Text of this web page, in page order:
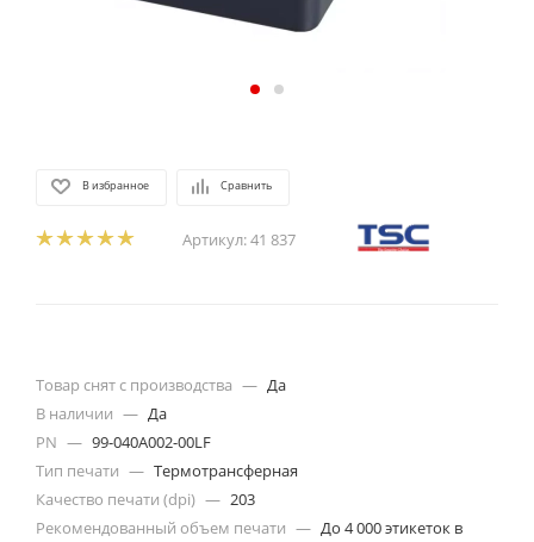
В избранное Сравнить
Артикул:41 837
Товар снят с производства — Да
В наличии — Да
PN — 99-040A002-00LF
Тип печати — Термотрансферная
Качество печати (dpi) — 203
Рекомендованный объем печати — До 4 000 этикеток в